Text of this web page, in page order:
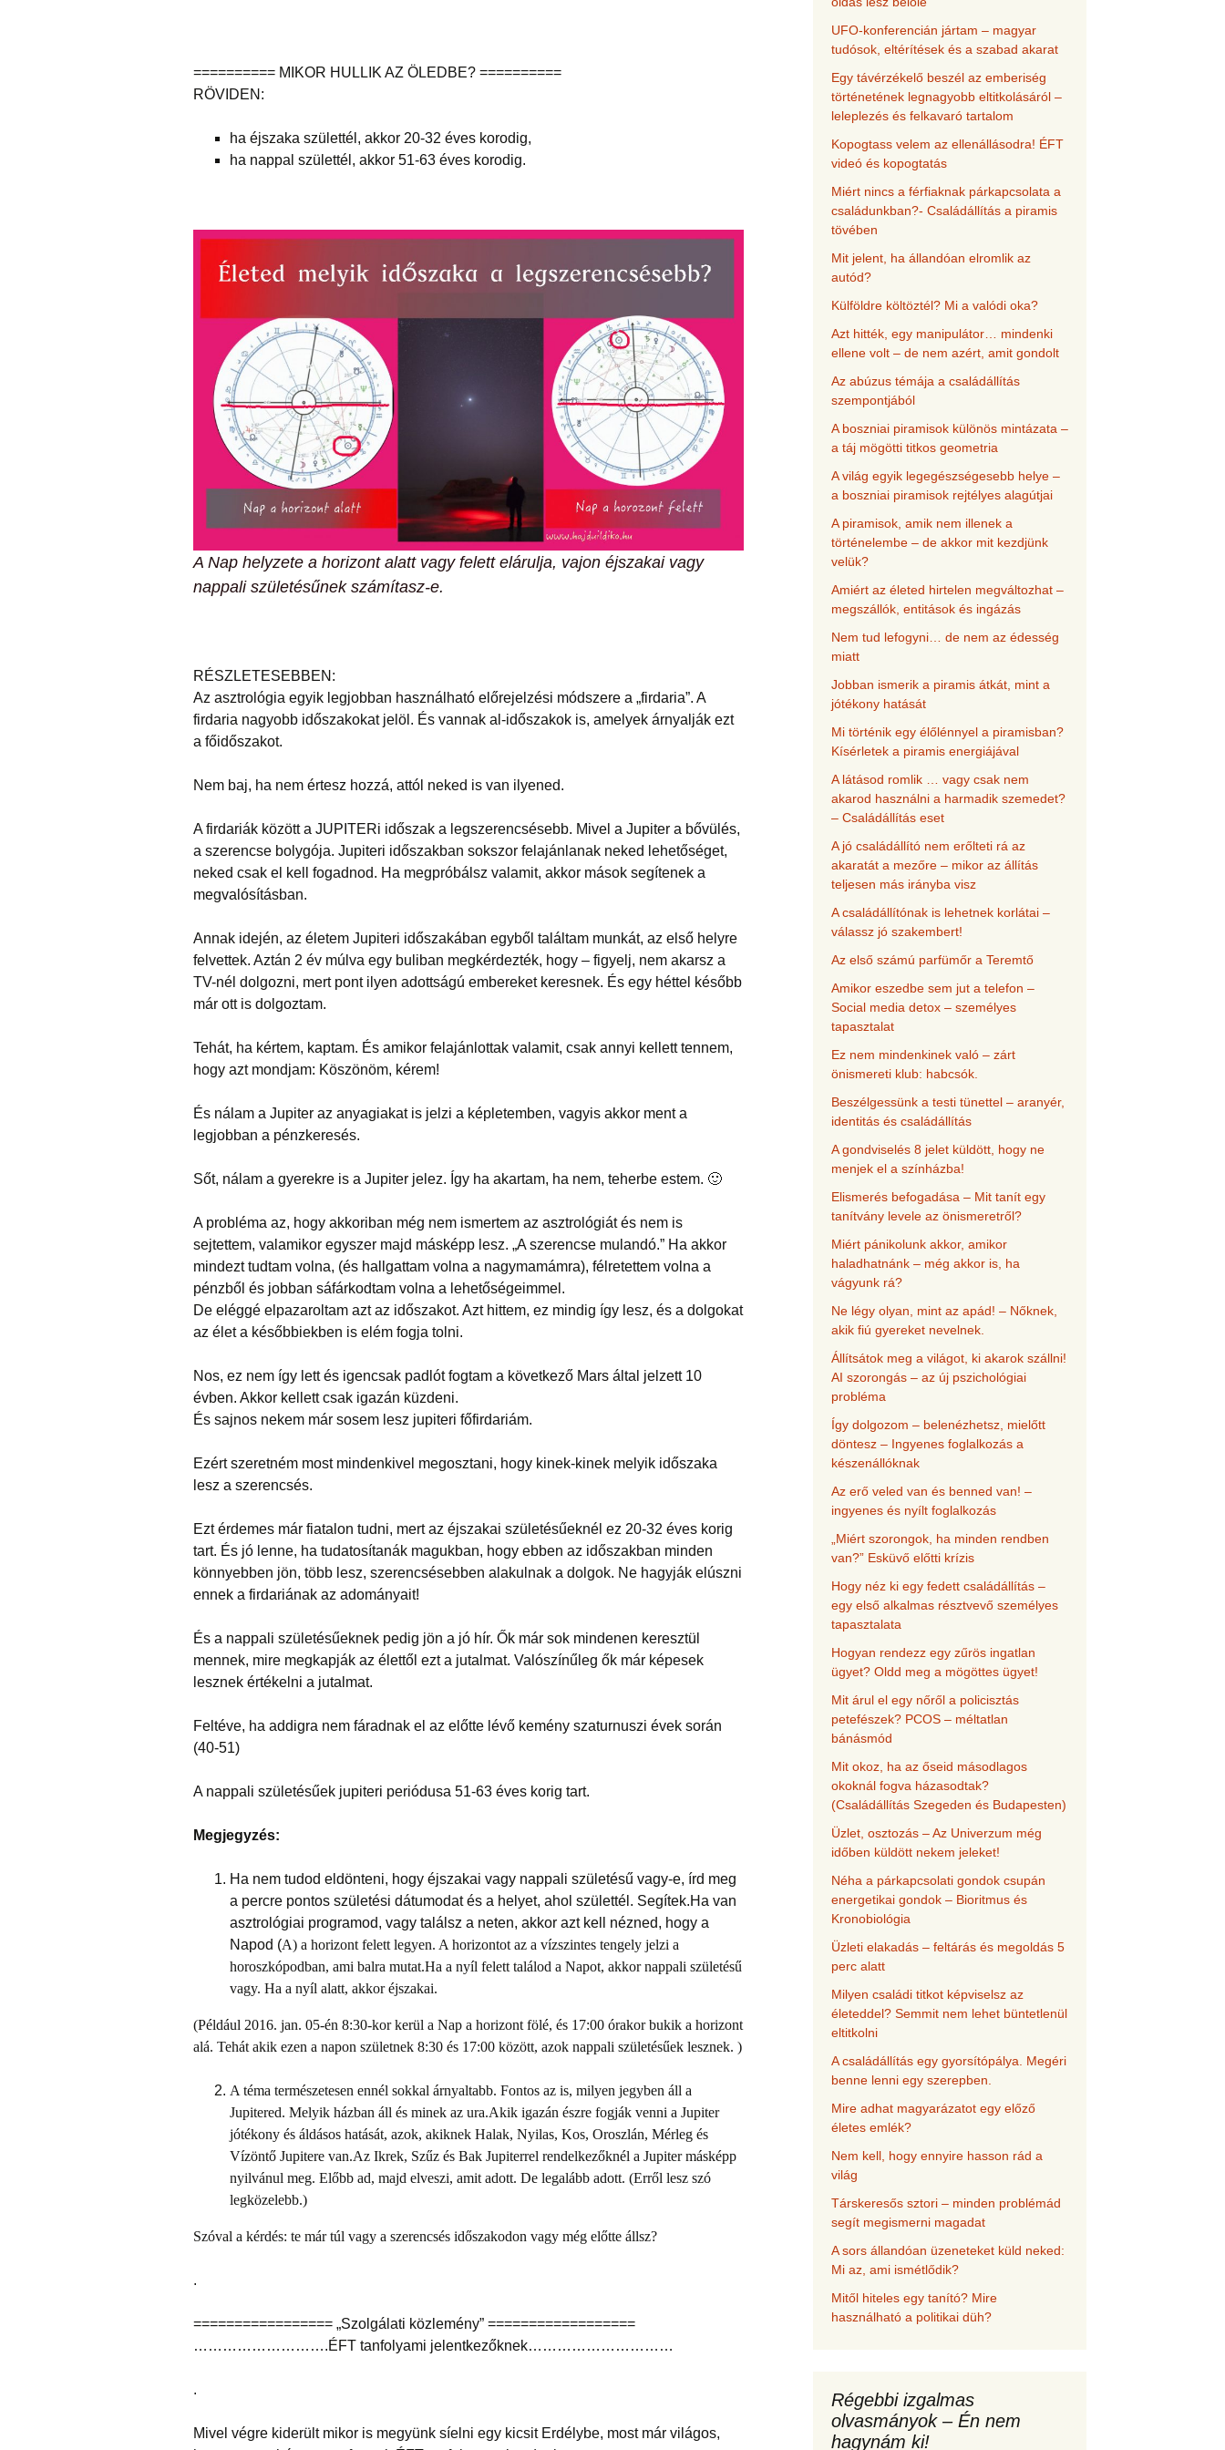
========== MIKOR HULLIK AZ ÖLEDBE? ==========
RÖVIDEN:
ha éjszaka születtél, akkor 20-32 éves korodig,
ha nappal születtél, akkor 51-63 éves korodig.
A Nap helyzete a horizont alatt vagy felett elárulja, vajon éjszakai vagy
nappali születésűnek számítasz-e.
RÉSZLETESEBBEN:
Az asztrológia egyik legjobban használható előrejelzési módszere a „firdaria”. A
firdaria nagyobb időszakokat jelöl. És vannak al-időszakok is, amelyek árnyalják ezt
a főidőszakot.
Nem baj, ha nem értesz hozzá, attól neked is van ilyened.
A firdariák között a JUPITERi időszak a legszerencsésebb. Mivel a Jupiter a bővülés,
a szerencse bolygója. Jupiteri időszakban sokszor felajánlanak neked lehetőséget,
neked csak el kell fogadnod. Ha megpróbálsz valamit, akkor mások segítenek a
megvalósításban.
Annak idején, az életem Jupiteri időszakában egyből találtam munkát, az első helyre
felvettek. Aztán 2 év múlva egy buliban megkérdezték, hogy – figyelj, nem akarsz a
TV-nél dolgozni, mert pont ilyen adottságú embereket keresnek. És egy héttel később
már ott is dolgoztam.
Tehát, ha kértem, kaptam. És amikor felajánlottak valamit, csak annyi kellett tennem,
hogy azt mondjam: Köszönöm, kérem!
És nálam a Jupiter az anyagiakat is jelzi a képletemben, vagyis akkor ment a
legjobban a pénzkeresés.
Sőt, nálam a gyerekre is a Jupiter jelez. Így ha akartam, ha nem, teherbe estem. 🙂
A probléma az, hogy akkoriban még nem ismertem az asztrológiát és nem is
sejtettem, valamikor egyszer majd másképp lesz. „A szerencse mulandó.” Ha akkor
mindezt tudtam volna, (és hallgattam volna a nagymamámra), félretettem volna a
pénzből és jobban sáfárkodtam volna a lehetőségeimmel.
De eléggé elpazaroltam azt az időszakot. Azt hittem, ez mindig így lesz, és a dolgokat
az élet a későbbiekben is elém fogja tolni.
Nos, ez nem így lett és igencsak padlót fogtam a következő Mars által jelzett 10
évben. Akkor kellett csak igazán küzdeni.
És sajnos nekem már sosem lesz jupiteri főfirdariám.
Ezért szeretném most mindenkivel megosztani, hogy kinek-kinek melyik időszaka
lesz a szerencsés.
Ezt érdemes már fiatalon tudni, mert az éjszakai születésűeknél ez 20-32 éves korig
tart. És jó lenne, ha tudatosítanák magukban, hogy ebben az időszakban minden
könnyebben jön, több lesz, szerencsésebben alakulnak a dolgok. Ne hagyják elúszni
ennek a firdariának az adományait!
És a nappali születésűeknek pedig jön a jó hír. Ők már sok mindenen keresztül
mennek, mire megkapják az élettől ezt a jutalmat. Valószínűleg ők már képesek
lesznek értékelni a jutalmat.
Feltéve, ha addigra nem fáradnak el az előtte lévő kemény szaturnuszi évek során
(40-51)
A nappali születésűek jupiteri periódusa 51-63 éves korig tart.
Megjegyzés:
Ha nem tudod eldönteni, hogy éjszakai vagy nappali születésű vagy-e, írd meg
a percre pontos születési dátumodat és a helyet, ahol születtél. Segítek.Ha van
asztrológiai programod, vagy találsz a neten, akkor azt kell nézned, hogy a
Napod (A) a horizont felett legyen. A horizontot az a vízszintes tengely jelzi a
horoszkópodban, ami balra mutat.Ha a nyíl felett találod a Napot, akkor nappali születésű
vagy. Ha a nyíl alatt, akkor éjszakai.
(Például 2016. jan. 05-én 8:30-kor kerül a Nap a horizont fölé, és 17:00 órakor bukik a horizont
alá. Tehát akik ezen a napon születnek 8:30 és 17:00 között, azok nappali születésűek lesznek. )
A téma természetesen ennél sokkal árnyaltabb. Fontos az is, milyen jegyben áll a
Jupitered. Melyik házban áll és minek az ura.Akik igazán észre fogják venni a Jupiter
jótékony és áldásos hatását, azok, akiknek Halak, Nyilas, Kos, Oroszlán, Mérleg és
Vízöntő Jupitere van.Az Ikrek, Szűz és Bak Jupiterrel rendelkezőknél a Jupiter másképp
nyilvánul meg. Előbb ad, majd elveszi, amit adott. De legalább adott. (Erről lesz szó
legközelebb.)
Szóval a kérdés: te már túl vagy a szerencsés időszakodon vagy még előtte állsz?
.
================= „Szolgálati közlemény” ==================
……………………….ÉFT tanfolyami jelentkezőknek…………………………
.
Mivel végre kiderült mikor is megyünk síelni egy kicsit Erdélybe, most már világos,
UFO-konferencián jártam – magyar
tudósok, eltérítések és a szabad akarat
Egy távérzékelő beszél az emberiség
történetének legnagyobb eltitkolásáról –
leleplezés és felkavaró tartalom
Kopogtass velem az ellenállásodra! ÉFT
videó és kopogtatás
Miért nincs a férfiaknak párkapcsolata a
családunkban?- Családállítás a piramis
tövében
Mit jelent, ha állandóan elromlik az
autód?
Külföldre költöztél? Mi a valódi oka?
Azt hitték, egy manipulátor… mindenki
ellene volt – de nem azért, amit gondolt
Az abúzus témája a családállítás
szempontjából
A boszniai piramisok különös mintázata –
a táj mögötti titkos geometria
A világ egyik legegészségesebb helye –
a boszniai piramisok rejtélyes alagútjai
A piramisok, amik nem illenek a
történelembe – de akkor mit kezdjünk
velük?
Amiért az életed hirtelen megváltozhat –
megszállók, entitások és ingázás
Nem tud lefogyni… de nem az édesség
miatt
Jobban ismerik a piramis átkát, mint a
jótékony hatását
Mi történik egy élőlénnyel a piramisban?
Kísérletek a piramis energiájával
A látásod romlik … vagy csak nem
akarod használni a harmadik szemedet?
– Családállítás eset
A jó családállító nem erőlteti rá az
akaratát a mezőre – mikor az állítás
teljesen más irányba visz
A családállítónak is lehetnek korlátai –
válassz jó szakembert!
Az első számú parfümőr a Teremtő
Amikor eszedbe sem jut a telefon –
Social media detox – személyes
tapasztalat
Ez nem mindenkinek való – zárt
önismereti klub: habcsók.
Beszélgessünk a testi tünettel – aranyér,
identitás és családállítás
A gondviselés 8 jelet küldött, hogy ne
menjek el a színházba!
Elismerés befogadása – Mit tanít egy
tanítvány levele az önismeretről?
Miért pánikolunk akkor, amikor
haladhatnánk – még akkor is, ha
vágyunk rá?
Ne légy olyan, mint az apád! – Nőknek,
akik fiú gyereket nevelnek.
Állítsátok meg a világot, ki akarok szállni!
AI szorongás – az új pszichológiai
probléma
Így dolgozom – belenézhetsz, mielőtt
döntesz – Ingyenes foglalkozás a
készenállóknak
Az erő veled van és benned van! –
ingyenes és nyílt foglalkozás
„Miért szorongok, ha minden rendben
van?” Esküvő előtti krízis
Hogy néz ki egy fedett családállítás –
egy első alkalmas résztvevő személyes
tapasztalata
Hogyan rendezz egy zűrös ingatlan
ügyet? Oldd meg a mögöttes ügyet!
Mit árul el egy nőről a policisztás
petefészek? PCOS – méltatlan
bánásmód
Mit okoz, ha az őseid másodlagos
okoknál fogva házasodtak?
(Családállítás Szegeden és Budapesten)
Üzlet, osztozás – Az Univerzum még
időben küldött nekem jeleket!
Néha a párkapcsolati gondok csupán
energetikai gondok – Bioritmus és
Kronobiológia
Üzleti elakadás – feltárás és megoldás 5
perc alatt
Milyen családi titkot képviselsz az
életeddel? Semmit nem lehet büntetlenül
eltitkolni
A családállítás egy gyorsítópálya. Megéri
benne lenni egy szerepben.
Mire adhat magyarázatot egy előző
életes emlék?
Nem kell, hogy ennyire hasson rád a
világ
Társkeresős sztori – minden problémád
segít megismerni magadat
A sors állandóan üzeneteket küld neked:
Mi az, ami ismétlődik?
Mitől hiteles egy tanító? Mire
használható a politikai düh?
Régebbi izgalmas
olvasmányok – Én nem
hagynám ki!